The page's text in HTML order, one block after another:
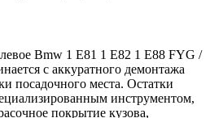
Bmw 1 E81 1 E82 1 E88 FYG /
с аккуратного демонтажа
посадочного места. Остатки
инструментом,
покрытие кузова,